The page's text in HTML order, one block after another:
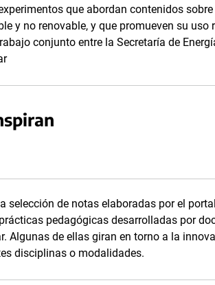
que abordan contenidos sobre
y no renovable, y que promueven su uso
conjunto entre la Secretaría de
selección de notas elaboradas por el
pedagógicas desarrolladas por
Algunas de ellas giran en torno a la
disciplinas o modalidades.